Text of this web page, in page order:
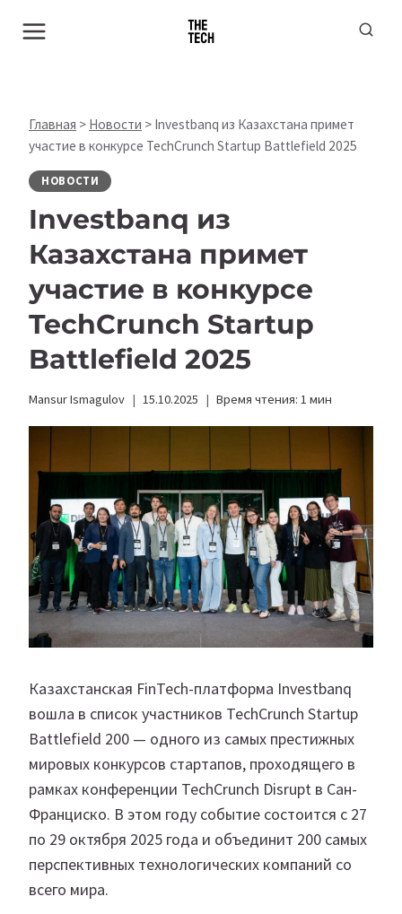
Главная > Новости > Investbanq из Казахстана примет
участие в конкурсе TechCrunch Startup Battlefield 2025
НОВОСТИ
Investbanq из
Казахстана примет
участие в конкурсе
TechCrunch Startup
Battlefield 2025
Mansur Ismagulov 15.10.2025 Время чтения: 1 мин
Казахстанская FinTech-платформа Investbanq
вошла в список участников TechCrunch Startup
Battlefield 200 — одного из самых престижных
мировых конкурсов стартапов, проходящего в
рамках конференции TechCrunch Disrupt в Сан-
Франциско. В этом году событие состоится с 27
по 29 октября 2025 года и объединит 200 самых
перспективных технологических компаний со
всего мира.